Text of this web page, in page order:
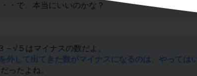
・・で、本当にいいのかな？
－√５はマイナスの数だよ。
外して出てきた数がマイナスになるのは、やっては
ったよね。